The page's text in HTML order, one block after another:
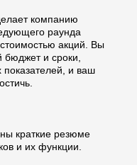
компанию
раунда
акций. Вы
бюджет и сроки,
и ваш
краткие резюме
и их функции.